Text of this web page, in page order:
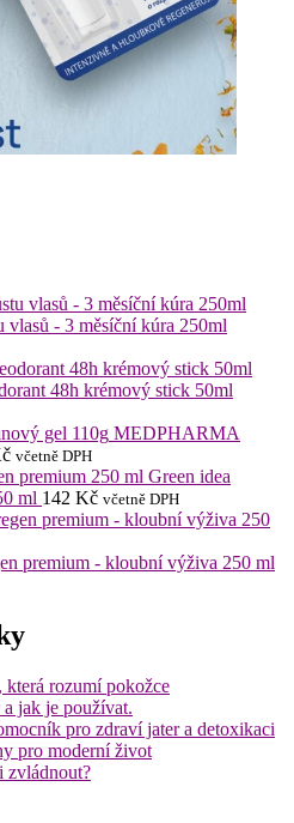
- 3 měsíční kúra 250ml
48h krémový stick 50ml
MEDPHARMA
včetně DPH
Green idea
ml 142 Kč včetně DPH
premium - kloubní výživa 250 ml
která rozumí pokožce
jak je používat.
pro zdraví jater a detoxikaci
pro moderní život
zvládnout?